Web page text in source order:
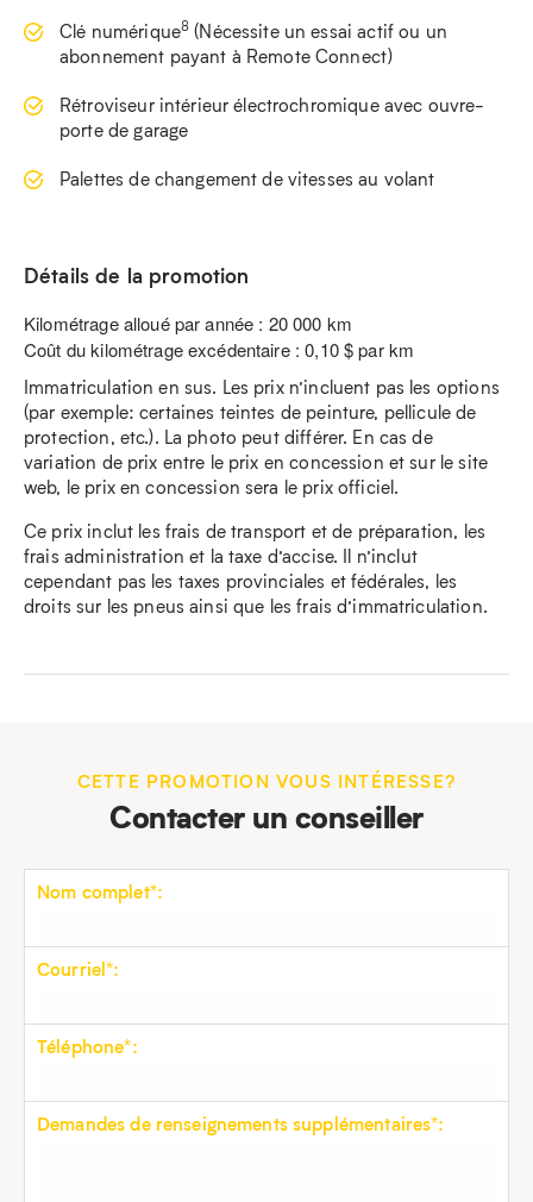
Clé numérique8 (Nécessite un essai actif ou un
abonnement payant à Remote Connect)
Rétroviseur intérieur électrochromique avec ouvre-
porte de garage
Palettes de changement de vitesses au volant
Détails de la promotion
Kilométrage alloué par année : 20 000 km
Coût du kilométrage excédentaire : 0,10 $ par km
Immatriculation en sus. Les prix n’incluent pas les options
(par exemple: certaines teintes de peinture, pellicule de
protection, etc.). La photo peut différer. En cas de
variation de prix entre le prix en concession et sur le site
web, le prix en concession sera le prix officiel.
Ce prix inclut les frais de transport et de préparation, les
frais administration et la taxe d’accise. Il n’inclut
cependant pas les taxes provinciales et fédérales, les
droits sur les pneus ainsi que les frais d’immatriculation.
CETTE PROMOTION VOUS INTÉRESSE?
Contacter un conseiller
Nom complet*:
Courriel*:
Téléphone*:
Demandes de renseignements supplémentaires*: